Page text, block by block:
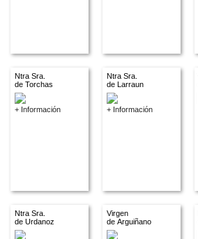
Ntra Sra.
de Torchas
+ Información
Ntra Sra.
de Larraun
+ Información
Ntra Sra.
de Urdanoz
Virgen
de Arguiñano